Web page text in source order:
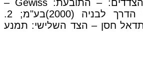
פסק הדין בתיק. הצדדים: – התובעת: Gewiss –
הנתבעים: 1. על הדרך לבניה (2000)בע"מ; 2.
חסן; 3. אעתדאל חסן – הצד השלישי: תמנע